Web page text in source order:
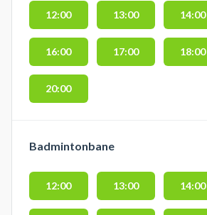
12:00 13:00 14:00
16:00 17:00 18:00
20:00
Badmintonbane
12:00 13:00 14:00